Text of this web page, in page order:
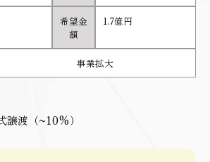
希望金
額
1.7億円
事業拡大
譲渡（~10%）